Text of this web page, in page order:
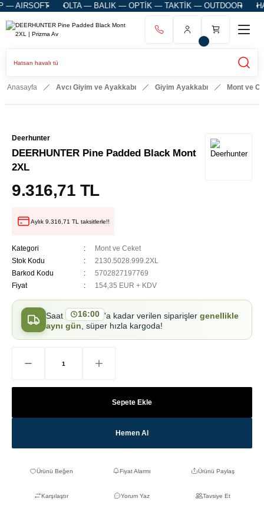
AIRSOFT OLTA — BALIK — OPTİK — TAKTİK — OUTDOOR
Anasayfa Avcı Giyim ve Ayakkabı Giyim Ayakkabı Mont ve
Deerhunter
DEERHUNTER Pine Padded Black Mont
2XL
9.316,71 TL
Aylık 9.316,71 TL taksitlerle!!
Kategori
Mont ve Ceket
Stok Kodu
2130.5028.999.2XL
Barkod Kodu
5702827197769
Fiyat
154,35 EUR + KDV
Saat 16:00 'a kadar verilen siparişler genellikle
aynı gün, süper hızla kargoda!
Sepete Ekle
Hemen Al
Fiyat Alarmı Ürünü Paylaş
Karşılaştır Yorum Yaz Tavsiye Et